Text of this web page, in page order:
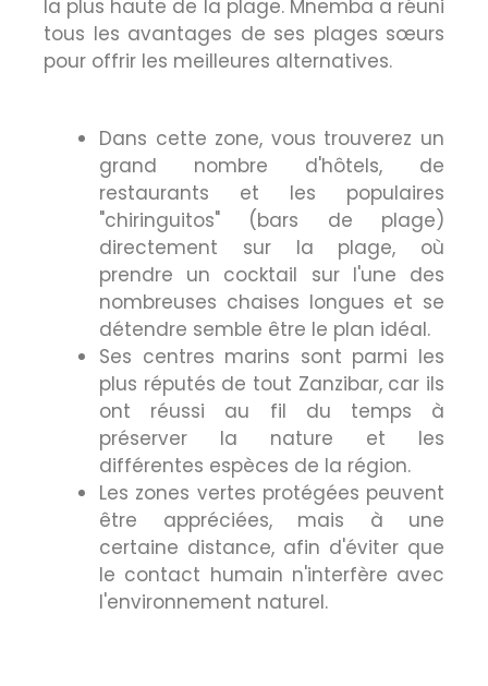
la plus haute de la plage. Mnemba a réuni
tous les avantages de ses plages sœurs
pour offrir les meilleures alternatives.
Dans cette zone, vous trouverez un
grand nombre d'hôtels, de
restaurants et les populaires
"chiringuitos" (bars de plage)
directement sur la plage, où
prendre un cocktail sur l'une des
nombreuses chaises longues et se
détendre semble être le plan idéal.
Ses centres marins sont parmi les
plus réputés de tout Zanzibar, car ils
ont réussi au fil du temps à
préserver la nature et les
différentes espèces de la région.
Les zones vertes protégées peuvent
être appréciées, mais à une
certaine distance, afin d'éviter que
le contact humain n'interfère avec
l'environnement naturel.